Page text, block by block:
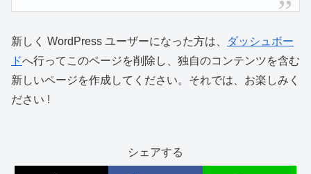
新しく WordPress ユーザーになった方は、
ダッシュボー
ドへ行ってこのページを削除し、独自のコンテンツを含む
新しいページを作成してください。それでは、お楽しみく
ださい !
シェアする